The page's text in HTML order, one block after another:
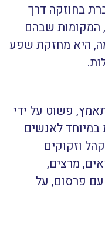
בחוזקה דרך
המקומות שבהם
היא מחזקת שפע
פשוט על ידי
במיוחד לאנשים
וזקוקים
מרצים,
עם פרסום, על